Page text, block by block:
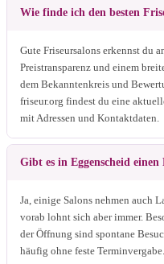
Wie finde ich den besten
Gute Friseursalons erkennst du
Preistransparenz und einem
dem Bekanntenkreis und
friseur.org findest du eine
mit Adressen und Kontaktdaten.
Gibt es in Eggenscheid
Ja, einige Salons nehmen auch
vorab lohnt sich aber immer.
der Öffnung sind spontane
häufig ohne feste Terminvergabe.